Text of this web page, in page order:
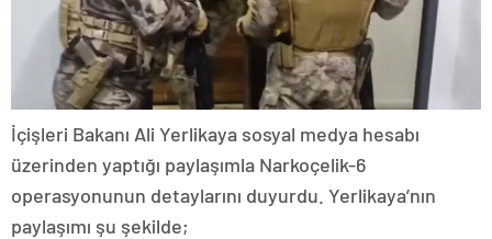
İçişleri Bakanı Ali Yerlikaya sosyal medya hesabı
üzerinden yaptığı paylaşımla Narkoçelik-6
operasyonunun detaylarını duyurdu. Yerlikaya’nın
paylaşımı şu şekilde;